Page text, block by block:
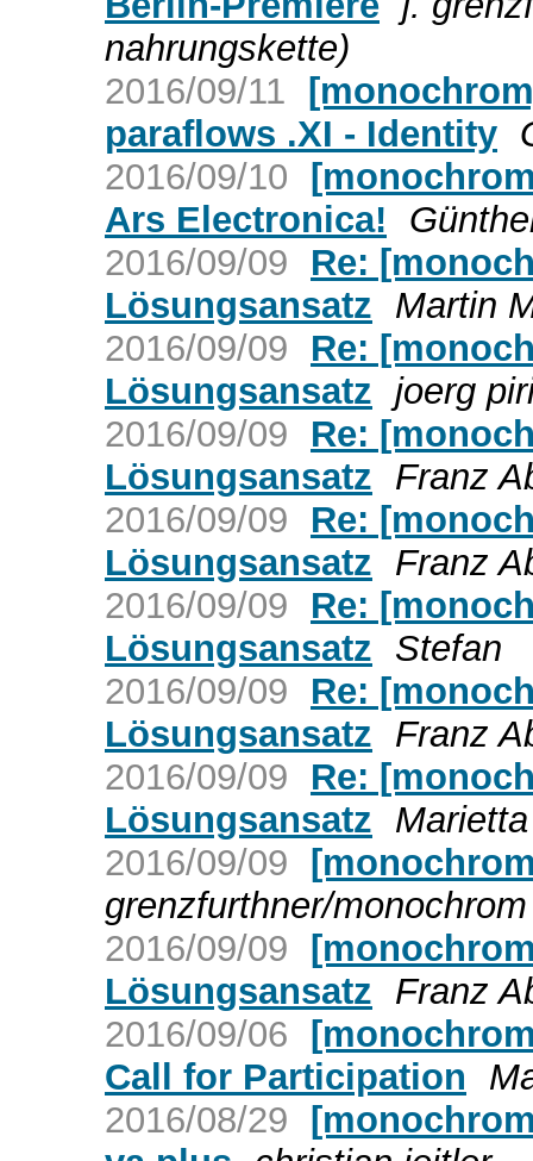
nahrungskette)
2016/09/11
paraflows .XI - Identity
2016/09/10
Ars Electronica!
2016/09/09
Re:
Lösungsansatz Martin
2016/09/09
Re:
Lösungsansatz joerg
2016/09/09
Re:
Lösungsansatz Franz
2016/09/09
Re:
Lösungsansatz Franz
2016/09/09
Re:
Lösungsansatz Stefan
2016/09/09
Re:
Lösungsansatz Franz
2016/09/09
Re:
Lösungsansatz
2016/09/09
grenzfurthner/
2016/09/09
Lösungsansatz Franz
2016/09/06
Call for Participation
2016/08/29